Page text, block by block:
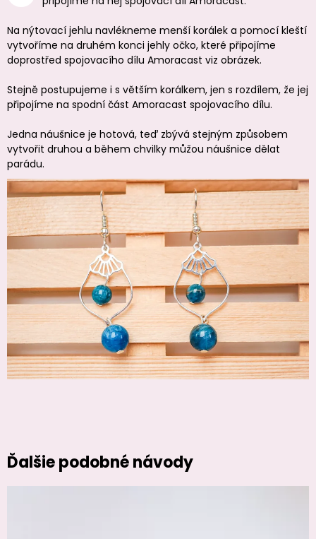
Na nýtovací jehlu navlékneme menší korálek a pomocí kleští
vytvoříme na druhém konci jehly očko, které připojíme
doprostřed spojovacího dílu Amoracast viz obrázek.
Stejně postupujeme i s větším korálkem, jen s rozdílem, že jej
připojíme na spodní část Amoracast spojovacího dílu.
Jedna náušnice je hotová, teď zbývá stejným způsobem
vytvořit druhou a během chvilky můžou náušnice dělat
parádu.
Ďalšie podobné návody